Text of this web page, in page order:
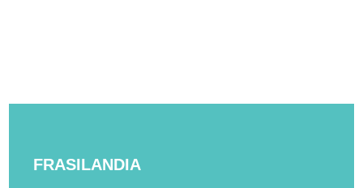
FRASILANDIA